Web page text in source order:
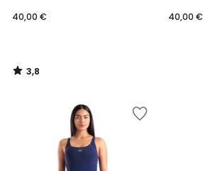
40,00 €
3,8
/
40,00 €